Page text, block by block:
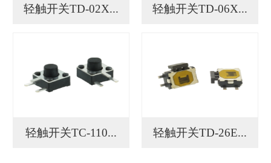
轻触开关TD-02X... 轻触开关TD-06X...
轻触开关TC-110... 轻触开关TD-26E...